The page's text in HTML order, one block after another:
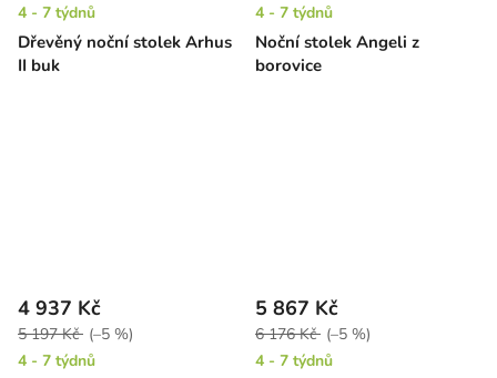
Dřevěný noční stolek Arhus
II buk
4 - 7 týdnů
Noční stolek Angeli z
borovice
4 - 7 týdnů
4 937 Kč
5 197 Kč (–5 %)
4 - 7 týdnů
5 867 Kč
6 176 Kč (–5 %)
4 - 7 týdnů